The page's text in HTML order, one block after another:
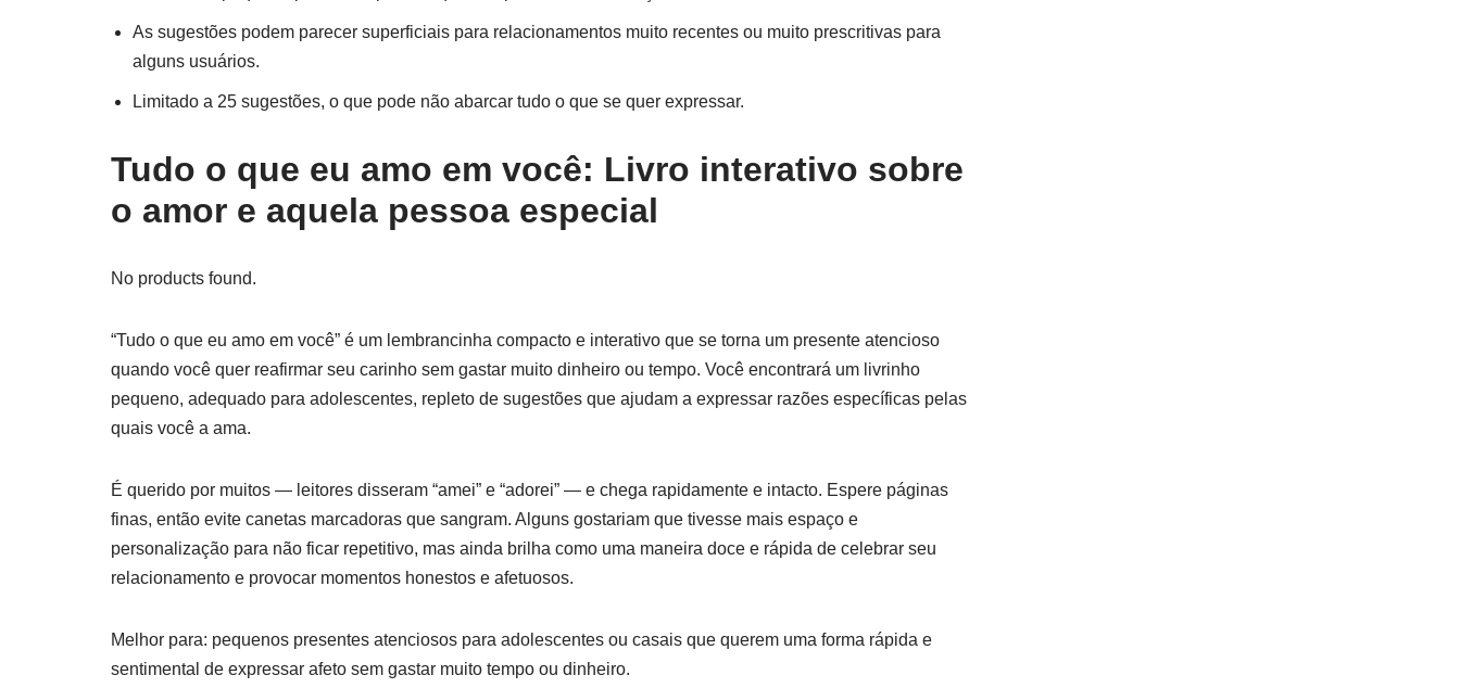
As sugestões podem parecer superficiais para relacionamentos muito recentes ou muito prescritivas para
alguns usuários.
Limitado a 25 sugestões, o que pode não abarcar tudo o que se quer expressar.
Tudo o que eu amo em você: Livro interativo sobre
o amor e aquela pessoa especial
No products found.
“Tudo o que eu amo em você” é um lembrancinha compacto e interativo que se torna um presente atencioso
quando você quer reafirmar seu carinho sem gastar muito dinheiro ou tempo. Você encontrará um livrinho
pequeno, adequado para adolescentes, repleto de sugestões que ajudam a expressar razões específicas pelas
quais você a ama.
É querido por muitos — leitores disseram “amei” e “adorei” — e chega rapidamente e intacto. Espere páginas
finas, então evite canetas marcadoras que sangram. Alguns gostariam que tivesse mais espaço e
personalização para não ficar repetitivo, mas ainda brilha como uma maneira doce e rápida de celebrar seu
relacionamento e provocar momentos honestos e afetuosos.
Melhor para: pequenos presentes atenciosos para adolescentes ou casais que querem uma forma rápida e
sentimental de expressar afeto sem gastar muito tempo ou dinheiro.